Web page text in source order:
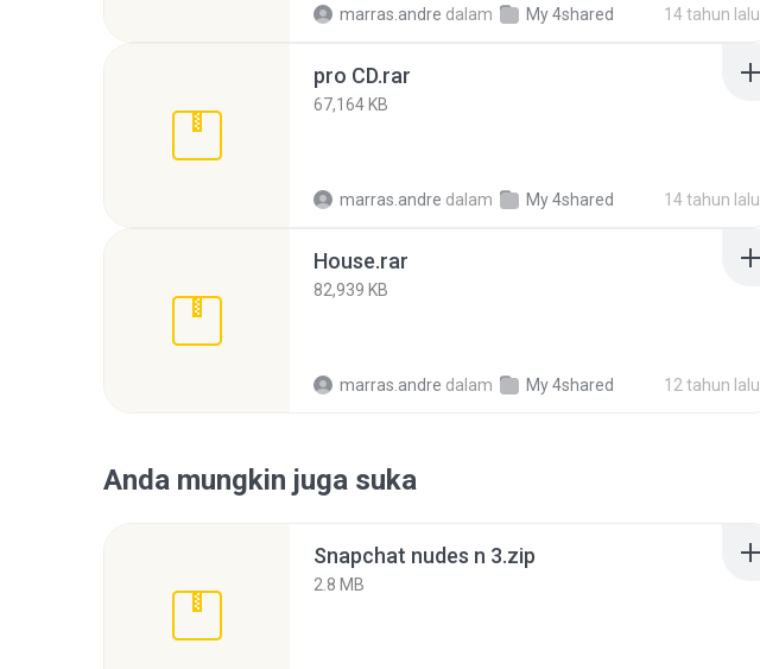
marras.andre dalam My 4shared 14 tahun lalu
pro CD.rar
67,164 KB
marras.andre dalam My 4shared 14 tahun lalu
House.rar
82,939 KB
marras.andre dalam My 4shared 12 tahun lalu
Anda mungkin juga suka
Snapchat nudes n 3.zip
2.8 MB